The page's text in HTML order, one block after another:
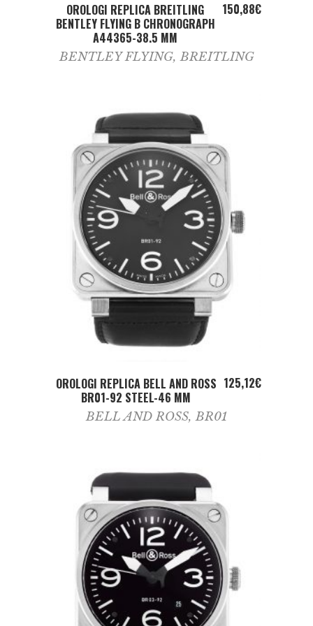
ADD TO CART
OROLOGI REPLICA BREITLING
BENTLEY FLYING B CHRONOGRAPH
A44365-38.5 MM
150,88€
BENTLEY FLYING,BREITLING
ADD TO CART
OROLOGI REPLICA BELL AND ROSS
BR01-92 STEEL-46 MM
125,12€
BELL AND ROSS,BR01